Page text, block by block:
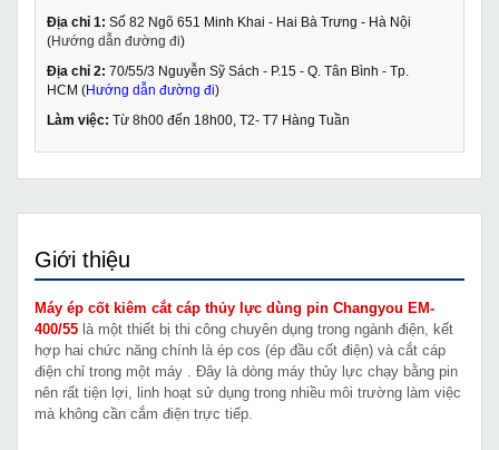
Địa chỉ 1: Số 82 Ngõ 651 Minh Khai - Hai Bà Trưng - Hà Nội
(Hướng dẫn đường đi)
Địa chỉ 2: 70/55/3 Nguyễn Sỹ Sách - P.15 - Q. Tân Bình - Tp.
HCM (Hướng dẫn đường đi)
Làm việc: Từ 8h00 đến 18h00, T2- T7 Hàng Tuần
Giới thiệu
Máy ép cốt kiêm cắt cáp thủy lực dùng pin Changyou EM-
400/55 là một thiết bị thi công chuyên dụng trong ngành điện, kết
hợp hai chức năng chính là ép cos (ép đầu cốt điện) và cắt cáp
điện chỉ trong một máy . Đây là dòng máy thủy lực chạy bằng pin
nên rất tiện lợi, linh hoạt sử dụng trong nhiều môi trường làm việc
mà không cần cắm điện trực tiếp.